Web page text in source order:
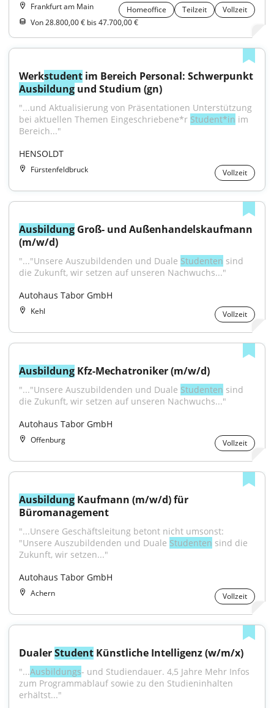
Frankfurt am Main Homeoffice Teilzeit
Vollzeit
Von 28.800,00 € bis 47.700,00 €
Werkstudent
Ausbildung und Studium (gn)
"...und Aktualisierung von Präsentationen Unterstützung
bei aktuellen Themen Eingeschriebene*r Student*in im
Bereich..."
HENSOLDT
Fürstenfeldbruck Vollzeit
Ausbildung Groß- und Außenhandelskaufmann
(m/w/d)
"..."Unsere Auszubildenden und Duale Studenten sind
die Zukunft, wir setzen auf unseren Nachwuchs..."
Autohaus Tabor GmbH
Kehl Vollzeit
Ausbildung Kfz-Mechatroniker (m/w/d)
"..."Unsere Auszubildenden und Duale Studenten sind
die Zukunft, wir setzen auf unseren Nachwuchs..."
Autohaus Tabor GmbH
Offenburg Vollzeit
Ausbildung Kaufmann (m/w/d) für
Büromanagement
"...Unsere Geschäftsleitung betont nicht umsonst:
"Unsere Auszubildenden und Duale Studenten sind die
Zukunft, wir setzen..."
Autohaus Tabor GmbH
Achern Vollzeit
Dualer Student Künstliche Intelligenz (w/m/x)
"...Ausbildungs- und Studiendauer. 4,5 Jahre Mehr Infos
zum Programmablauf sowie zu den Studieninhalten
erhältst..."